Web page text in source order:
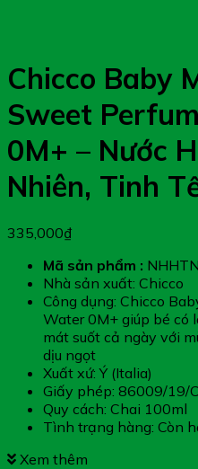
Chicco Baby
Sweet
0M+ – Nước
Nhiên, Tinh
335,000₫
Mã sản phẩm :
Nhà sản xuất: Chicco
Công dụng: Chicco
Water 0M+ giúp bé có
mát suốt cả ngày với
dịu ngọt
Xuất xứ: Ý (Italia)
Giấy phép: 86009/19/
Quy cách: Chai 100ml
Tình trạng hàng: Còn
Xem thêm